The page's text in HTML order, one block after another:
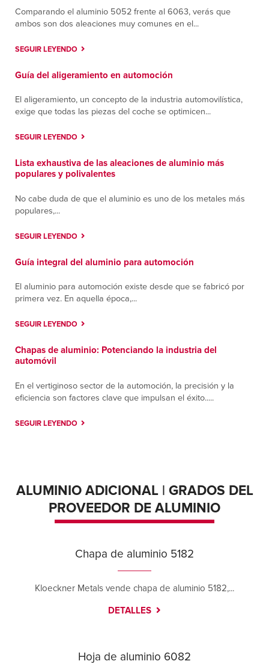
650 Butler Street
Murfreesboro, Tennessee 37127
Más información
385 West Hollis Street
Nashua, New Hampshire 03060
Nashville
Lebanon, Tennessee 37090
Más información
Queretaro
Donnell
Querétaro-Chichimequillas, Queretaro 76245
Contáctanos
San Juan
313 Avenida Coll Y Toste
San Juan, Puerto Rico 00918
Más información
Bosques del Nogalar,
San Nicolás de los Garza, Nuevo Leon 66480
Contáctanos
Cómo llegar
Más información
Santa Fe Springs
9804 Norwalk Boulevard; Building A
Santa Fe Springs, California 90670
6984 E. Century Park Drive
Comparando el aluminio 5052 frente al 6063, verás que
ambos son dos aleaciones muy comunes en el...
SEGUIR LEYENDO
Guía del aligeramiento en automoción
El aligeramiento, un concepto de la industria automovilística,
exige que todas las piezas del coche se optimicen...
SEGUIR LEYENDO
Lista exhaustiva de las aleaciones de aluminio más
populares y polivalentes
No cabe duda de que el aluminio es uno de los metales más
populares,...
SEGUIR LEYENDO
Guía integral del aluminio para automoción
El aluminio para automoción existe desde que se fabricó por
primera vez. En aquella época,...
SEGUIR LEYENDO
Chapas de aluminio: Potenciando la industria del
automóvil
En el vertiginoso sector de la automoción, la precisión y la
eficiencia son factores clave que impulsan el éxito.....
SEGUIR LEYENDO
ALUMINIO ADICIONAL | GRADOS DEL
PROVEEDOR DE ALUMINIO
Chapa de aluminio 5182
Kloeckner Metals vende chapa de aluminio 5182,...
DETALLES
Hoja de aluminio 6082